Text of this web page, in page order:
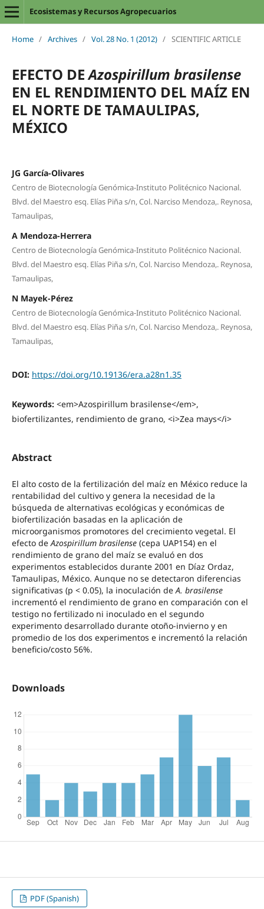
Ecosistemas y Recursos Agropecuarios
Home / Archives / Vol. 28 No. 1 (2012) / SCIENTIFIC ARTICLE
EFECTO DEAzospirillum brasilense
EN EL RENDIMIENTO DEL MAÍZ EN
EL NORTE DE TAMAULIPAS,
MÉXICO
JG García-Olivares
Centro de Biotecnología Genómica-Instituto Politécnico Nacional.
Blvd. del Maestro esq. Elías Piña s/n, Col. Narciso Mendoza,. Reynosa,
Tamaulipas,
A Mendoza-Herrera
Centro de Biotecnología Genómica-Instituto Politécnico Nacional.
Blvd. del Maestro esq. Elías Piña s/n, Col. Narciso Mendoza,. Reynosa,
Tamaulipas,
N Mayek-Pérez
Centro de Biotecnología Genómica-Instituto Politécnico Nacional.
Blvd. del Maestro esq. Elías Piña s/n, Col. Narciso Mendoza,. Reynosa,
Tamaulipas,
DOI: https://doi.org/10.19136/era.a28n1.35
Keywords: <em>Azospirillum brasilense</em>,
biofertilizantes, rendimiento de grano, <i>Zea mays</i>
Abstract
El alto costo de la fertilización del maíz en México reduce la
rentabilidad del cultivo y genera la necesidad de la
búsqueda de alternativas ecológicas y económicas de
biofertilización basadas en la aplicación de
microorganismos promotores del crecimiento vegetal. El
efecto deAzospirillum brasilense(cepa UAP154) en el
rendimiento de grano del maíz se evaluó en dos
experimentos establecidos durante 2001 en Díaz Ordaz,
Tamaulipas, México. Aunque no se detectaron diferencias
significativas (p < 0.05), la inoculación deA. brasilense
incrementó el rendimiento de grano en comparación con el
testigo no fertilizado ni inoculado en el segundo
experimento desarrollado durante otoño-invierno y en
promedio de los dos experimentos e incrementó la relación
beneficio/costo 56%.
Downloads
PDF (Spanish)